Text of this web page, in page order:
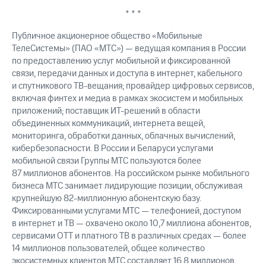
* * *
Публичное акционерное общество «Мобильные
ТелеСистемы» (ПАО «МТС») — ведущая компания в России
по предоставлению услуг мобильной и фиксированной
связи, передачи данных и доступа в интернет, кабельного
и спутникового ТВ-вещания; провайдер цифровых сервисов,
включая финтех и медиа в рамках экосистем и мобильных
приложений; поставщик ИТ-решений в области
объединенных коммуникаций, интернета вещей,
мониторинга, обработки данных, облачных вычислений,
кибербезопасности. В России и Беларуси услугами
мобильной связи Группы МТС пользуются более
87 миллионов абонентов. На российском рынке мобильного
бизнеса МТС занимает лидирующие позиции, обслуживая
крупнейшую 82-миллионную абонентскую базу.
Фиксированными услугами МТС — телефонией, доступом
в интернет и ТВ — охвачено около 10,7 миллиона абонентов,
сервисами OTT и платного ТВ в различных средах — более
14 миллионов пользователей, общее количество